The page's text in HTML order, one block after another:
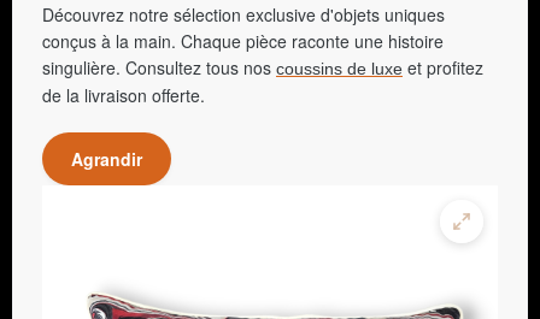
Découvrez notre sélection exclusive d'objets uniques
conçus à la main. Chaque pièce raconte une histoire
singulière. Consultez tous nos coussins de luxe et profitez
de la livraison offerte.
Agrandir